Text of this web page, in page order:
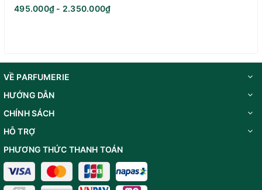
495.000₫ - 2.350.000₫
VỀ PARFUMERIE
HƯỚNG DẪN
CHÍNH SÁCH
HỖ TRỢ
PHƯƠNG THỨC THANH TOÁN